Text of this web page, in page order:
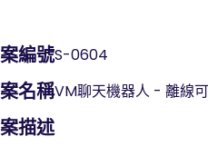
編號S-0604
名稱VM聊天機器人 - 離線
描述